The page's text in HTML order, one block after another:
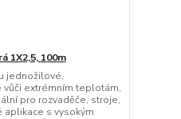
1X2,5, 100m
jednožilové,
extrémním teplotám,
pro rozvaděče, stroje,
s vysokým